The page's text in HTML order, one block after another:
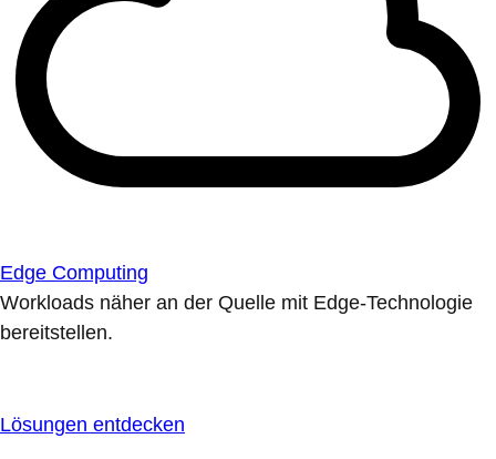
Edge Computing
Workloads näher an der Quelle mit Edge-Technologie
bereitstellen.
Lösungen entdecken